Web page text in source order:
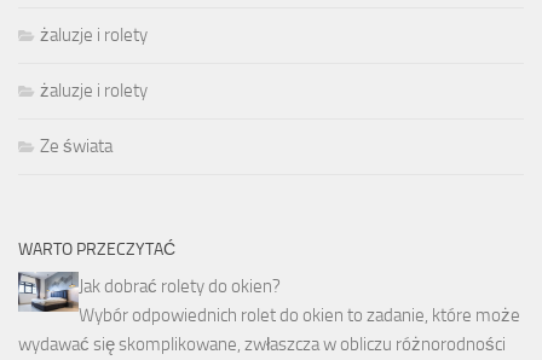
żaluzje i rolety
żaluzje i rolety
Ze świata
WARTO PRZECZYTAĆ
Jak dobrać rolety do okien?
Wybór odpowiednich rolet do okien to zadanie, które może
wydawać się skomplikowane, zwłaszcza w obliczu różnorodności